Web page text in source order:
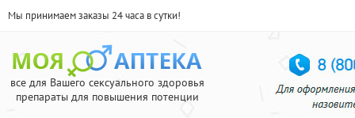
Мы принимаем заказы 24 часа в сутки!
все для Вашего сексуального здоровья
препараты для повышения потенции